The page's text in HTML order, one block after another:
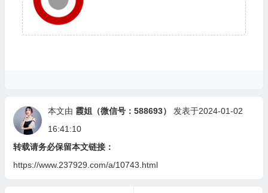
本文由 霞姐（微信号：588693）
发表于2024-01-02
16:41:10
转载请务必保留本文链接：
https://www.237929.com/a/10743.html